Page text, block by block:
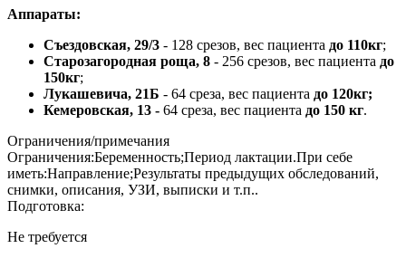
Аппараты:
Съездовская, 29/3 - 128 срезов, вес пациента до 110кг;
Старозагородная роща, 8 - 256 срезов, вес пациента до
150кг;
Лукашевича, 21Б - 64 среза, вес пациента до 120кг;
Кемеровская, 13 - 64 среза, вес пациента до 150 кг.
Ограничения/примечания
Ограничения:Беременность;Период лактации.При себе
иметь:Направление;Результаты предыдущих обследований,
снимки, описания, УЗИ, выписки и т.п..
Подготовка:
Не требуется